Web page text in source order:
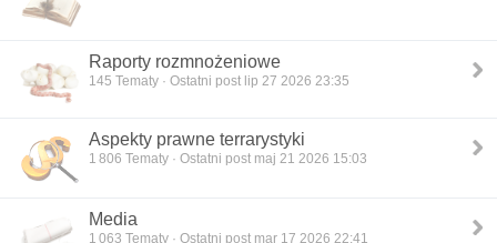
Raporty rozmnożeniowe
145 Tematy · Ostatni post lip 27 2026 23:35
Aspekty prawne terrarystyki
1 806 Tematy · Ostatni post maj 21 2026 15:03
Media
1 063 Tematy · Ostatni post mar 17 2026 22:41